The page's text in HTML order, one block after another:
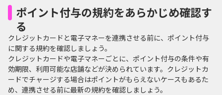
ポイント付与の規約をあらかじめ確認す
る
クレジットカードと電子マネーを連携させる前に、ポイント付与
に関する規約を確認しましょう。
クレジットカードや電子マネーごとに、ポイント付与の条件や有
効期限、利用可能な店舗などが決められています。クレジットカ
ードでチャージする場合はポイントがもらえないケースもあるた
め、連携させる前に最新の規約を確認しましょう。